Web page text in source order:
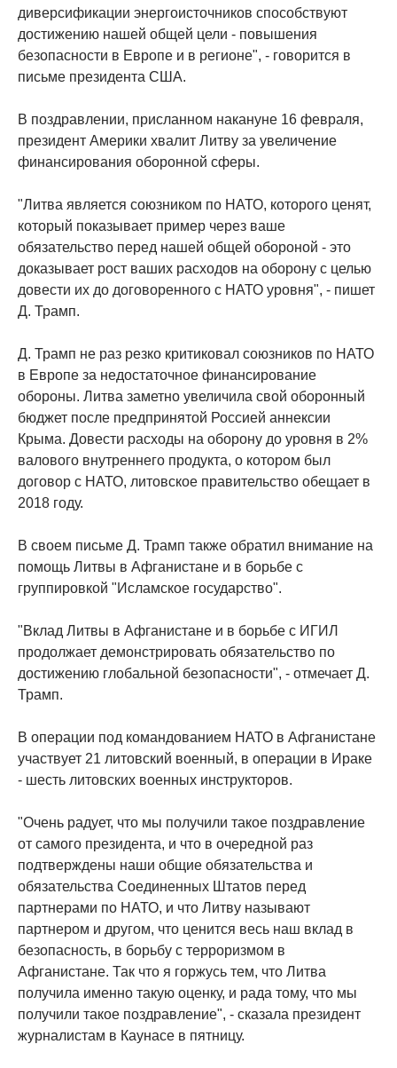
диверсификации энергоисточников способствуют
достижению нашей общей цели - повышения
безопасности в Европе и в регионе", - говорится в
письме президента США.
В поздравлении, присланном накануне 16 февраля,
президент Америки хвалит Литву за увеличение
финансирования оборонной сферы.
"Литва является союзником по НАТО, которого ценят,
который показывает пример через ваше
обязательство перед нашей общей обороной - это
доказывает рост ваших расходов на оборону с целью
довести их до договоренного с НАТО уровня", - пишет
Д. Трамп.
Д. Трамп не раз резко критиковал союзников по НАТО
в Европе за недостаточное финансирование
обороны. Литва заметно увеличила свой оборонный
бюджет после предпринятой Россией аннексии
Крыма. Довести расходы на оборону до уровня в 2%
валового внутреннего продукта, о котором был
договор с НАТО, литовское правительство обещает в
2018 году.
В своем письме Д. Трамп также обратил внимание на
помощь Литвы в Афганистане и в борьбе с
группировкой "Исламское государство".
"Вклад Литвы в Афганистане и в борьбе с ИГИЛ
продолжает демонстрировать обязательство по
достижению глобальной безопасности", - отмечает Д.
Трамп.
В операции под командованием НАТО в Афганистане
участвует 21 литовский военный, в операции в Ираке
- шесть литовских военных инструкторов.
"Очень радует, что мы получили такое поздравление
от самого президента, и что в очередной раз
подтверждены наши общие обязательства и
обязательства Соединенных Штатов перед
партнерами по НАТО, и что Литву называют
партнером и другом, что ценится весь наш вклад в
безопасность, в борьбу с терроризмом в
Афганистане. Так что я горжусь тем, что Литва
получила именно такую оценку, и рада тому, что мы
получили такое поздравление", - сказала президент
журналистам в Каунасе в пятницу.